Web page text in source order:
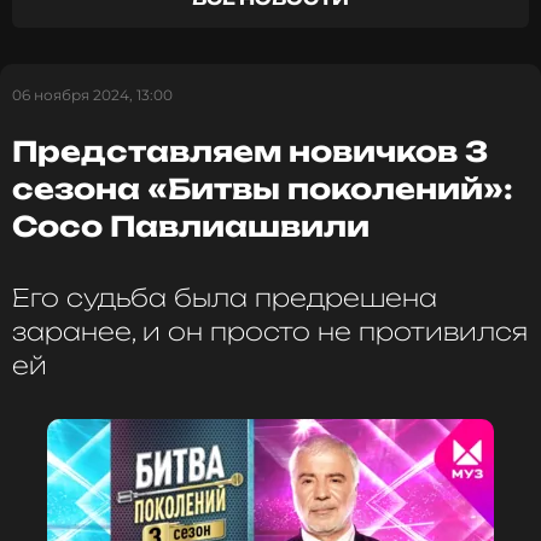
Жанры: Поп
Читайте нас в ВКонтакте, чтобы
оставаться в курсе событий
ПОДПИСАТЬСЯ
06 ноября 2024, 13:00
Представляем новичков 3
сезона «Битвы поколений»:
Сосо Павлиашвили
Его судьба была предрешена
заранее, и он просто не противился
ей